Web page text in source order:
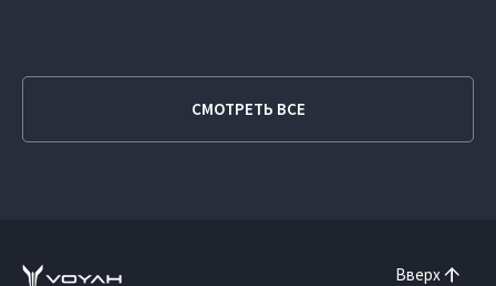
СМОТРЕТЬ ВСЕ
Вверх